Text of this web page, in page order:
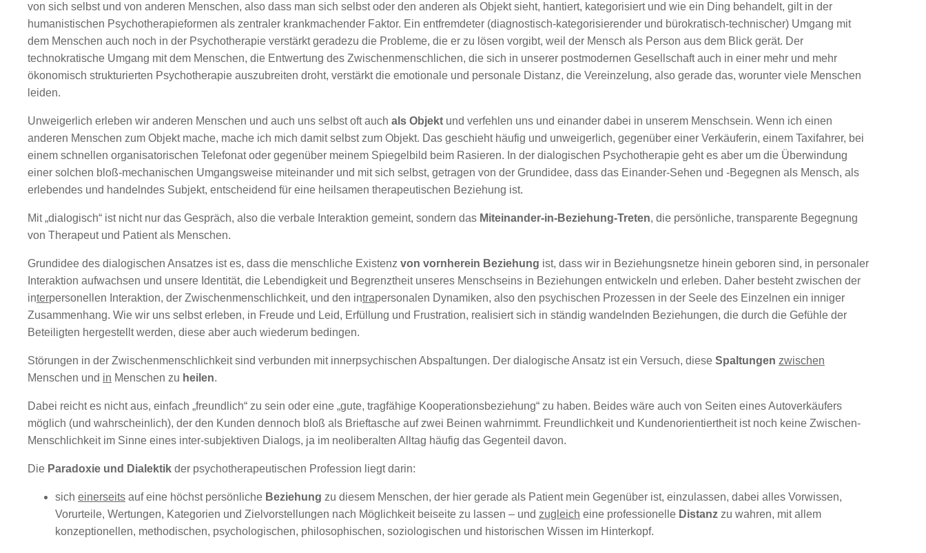
von sich selbst und von anderen Menschen, also dass man sich selbst oder den anderen als Objekt sieht, hantiert, kategorisiert und wie ein Ding behandelt, gilt in der
humanistischen Psychotherapieformen als zentraler krankmachender Faktor. Ein entfremdeter (diagnostisch-kategorisierender und bürokratisch-technischer) Umgang mit
dem Menschen auch noch in der Psychotherapie verstärkt geradezu die Probleme, die er zu lösen vorgibt, weil der Mensch als Person aus dem Blick gerät. Der
technokratische Umgang mit dem Menschen, die Entwertung des Zwischenmenschlichen, die sich in unserer postmodernen Gesellschaft auch in einer mehr und mehr
ökonomisch strukturierten Psychotherapie auszubreiten droht, verstärkt die emotionale und personale Distanz, die Vereinzelung, also gerade das, worunter viele Menschen
leiden.
Unweigerlich erleben wir anderen Menschen und auch uns selbst oft auch als Objekt und verfehlen uns und einander dabei in unserem Menschsein. Wenn ich einen
anderen Menschen zum Objekt mache, mache ich mich damit selbst zum Objekt. Das geschieht häufig und unweigerlich, gegenüber einer Verkäuferin, einem Taxifahrer, bei
einem schnellen organisatorischen Telefonat oder gegenüber meinem Spiegelbild beim Rasieren. In der dialogischen Psychotherapie geht es aber um die Überwindung
einer solchen bloß-mechanischen Umgangsweise miteinander und mit sich selbst, getragen von der Grundidee, dass das Einander-Sehen und -Begegnen als Mensch, als
erlebendes und handelndes Subjekt, entscheidend für eine heilsamen therapeutischen Beziehung ist.
Mit „dialogisch“ ist nicht nur das Gespräch, also die verbale Interaktion gemeint, sondern das Miteinander-in-Beziehung-Treten, die persönliche, transparente Begegnung
von Therapeut und Patient als Menschen.
Grundidee des dialogischen Ansatzes ist es, dass die menschliche Existenz von vornherein Beziehung ist, dass wir in Beziehungsnetze hinein geboren sind, in personaler
Interaktion aufwachsen und unsere Identität, die Lebendigkeit und Begrenztheit unseres Menschseins in Beziehungen entwickeln und erleben. Daher besteht zwischen der
interpersonellen Interaktion, der Zwischenmenschlichkeit, und den intrapersonalen Dynamiken, also den psychischen Prozessen in der Seele des Einzelnen ein inniger
Zusammenhang. Wie wir uns selbst erleben, in Freude und Leid, Erfüllung und Frustration, realisiert sich in ständig wandelnden Beziehungen, die durch die Gefühle der
Beteiligten hergestellt werden, diese aber auch wiederum bedingen.
Störungen in der Zwischenmenschlichkeit sind verbunden mit innerpsychischen Abspaltungen. Der dialogische Ansatz ist ein Versuch, diese Spaltungen zwischen
Menschen und in Menschen zu heilen.
Dabei reicht es nicht aus, einfach „freundlich“ zu sein oder eine „gute, tragfähige Kooperationsbeziehung“ zu haben. Beides wäre auch von Seiten eines Autoverkäufers
möglich (und wahrscheinlich), der den Kunden dennoch bloß als Brieftasche auf zwei Beinen wahrnimmt. Freundlichkeit und Kundenorientiertheit ist noch keine Zwischen-
Menschlichkeit im Sinne eines inter-subjektiven Dialogs, ja im neoliberalten Alltag häufig das Gegenteil davon.
Die Paradoxie und Dialektik der psychotherapeutischen Profession liegt darin:
sich einerseits auf eine höchst persönliche Beziehung zu diesem Menschen, der hier gerade als Patient mein Gegenüber ist, einzulassen, dabei alles Vorwissen,
Vorurteile, Wertungen, Kategorien und Zielvorstellungen nach Möglichkeit beiseite zu lassen – und zugleich eine professionelle Distanz zu wahren, mit allem
konzeptionellen, methodischen, psychologischen, philosophischen, soziologischen und historischen Wissen im Hinterkopf.